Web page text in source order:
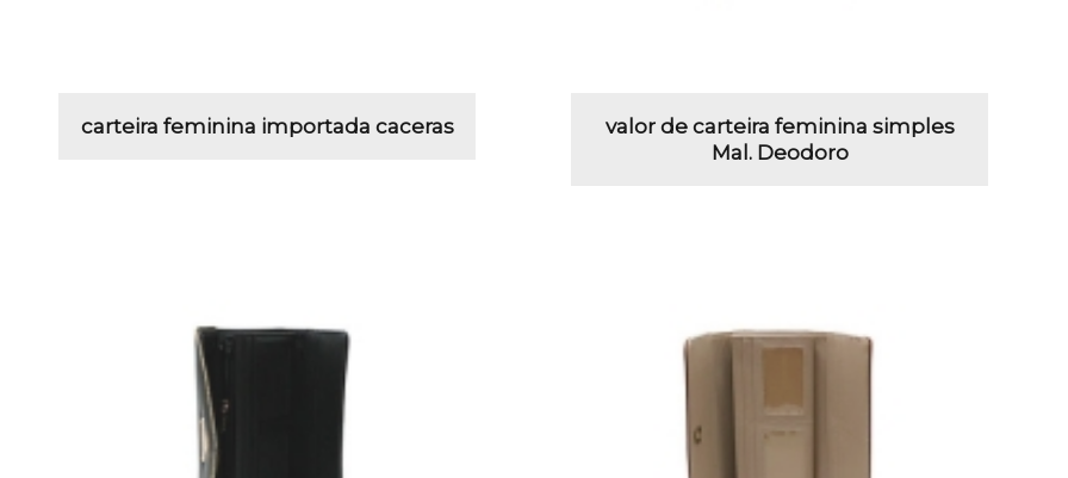
carteira feminina importada caceras
valor de carteira feminina simples
Mal. Deodoro